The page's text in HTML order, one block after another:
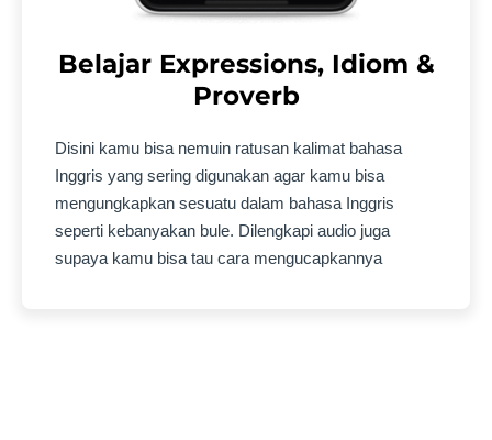
Belajar Expressions, Idiom &
Proverb
Disini kamu bisa nemuin ratusan kalimat bahasa
Inggris yang sering digunakan agar kamu bisa
mengungkapkan sesuatu dalam bahasa Inggris
seperti kebanyakan bule. Dilengkapi audio juga
supaya kamu bisa tau cara mengucapkannya